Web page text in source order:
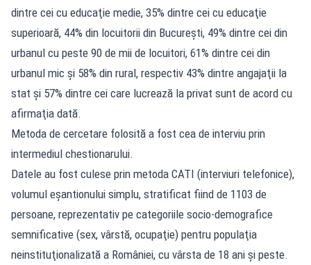
dintre cei cu educaţie medie, 35% dintre cei cu educaţie
superioară, 44% din locuitorii din Bucureşti, 49% dintre cei din
urbanul cu peste 90 de mii de locuitori, 61% dintre cei din
urbanul mic şi 58% din rural, respectiv 43% dintre angajaţii la
stat şi 57% dintre cei care lucrează la privat sunt de acord cu
afirmaţia dată.
Metoda de cercetare folosită a fost cea de interviu prin
intermediul chestionarului.
Datele au fost culese prin metoda CATI (interviuri telefonice),
volumul eşantionului simplu, stratificat fiind de 1103 de
persoane, reprezentativ pe categoriile socio-demografice
semnificative (sex, vârstă, ocupaţie) pentru populaţia
neinstituţionalizată a României, cu vârsta de 18 ani şi peste.